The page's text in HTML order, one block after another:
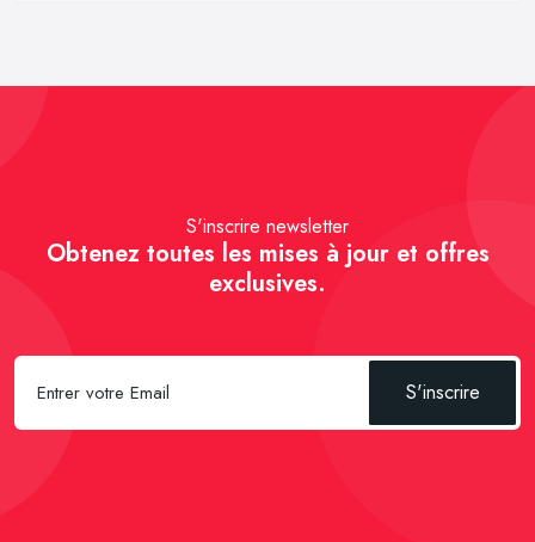
S'inscrire newsletter
Obtenez toutes les mises à jour et offres
exclusives.
S'inscrire